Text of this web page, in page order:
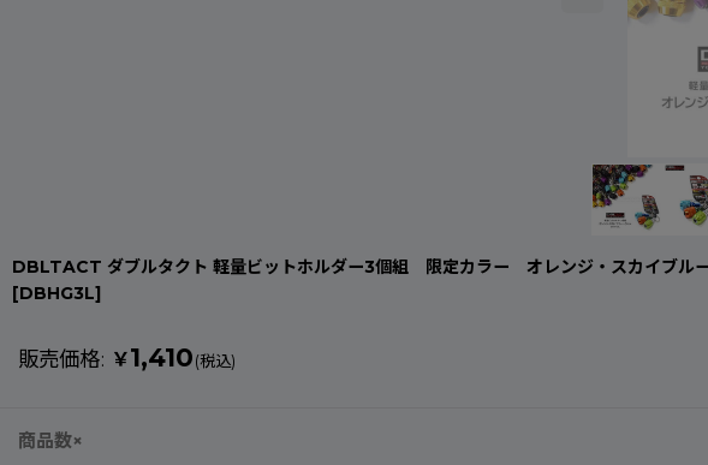
DBLTACT ダブルタクト 軽量ビットホルダー3個組 限定カラー オレンジ・スカイブル
[DBHG3L]
販売価格: ￥1,410(税込)
商品数×